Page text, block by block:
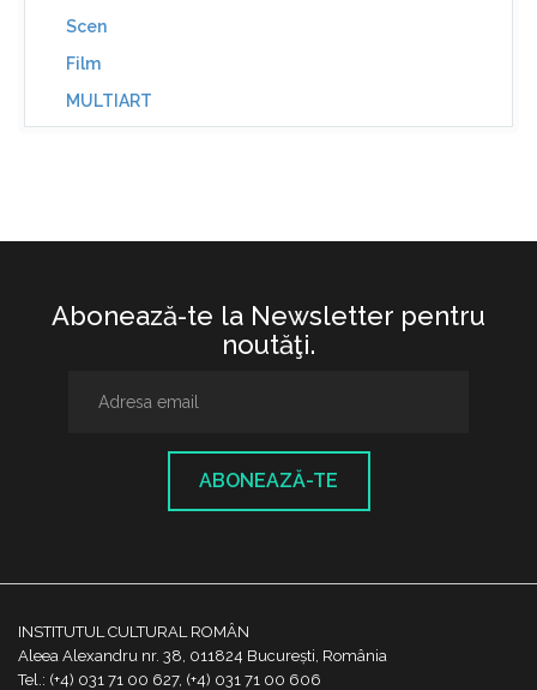
Scen
Film
MULTIART
Abonează-te la Newsletter pentru
noutăţi.
ABONEAZĂ-TE
INSTITUTUL CULTURAL ROMÂN
Aleea Alexandru nr. 38, 011824 București, România
Tel.: (+4) 031 71 00 627, (+4) 031 71 00 606